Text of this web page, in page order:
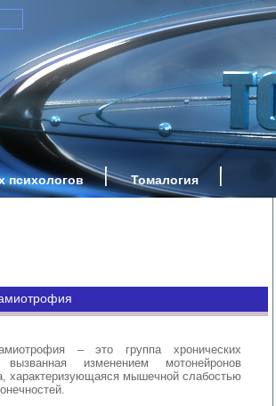
психологов Томалогия
– это группа хронических
вызванная изменением мотонейронов
характеризующаяся мышечной слабостью